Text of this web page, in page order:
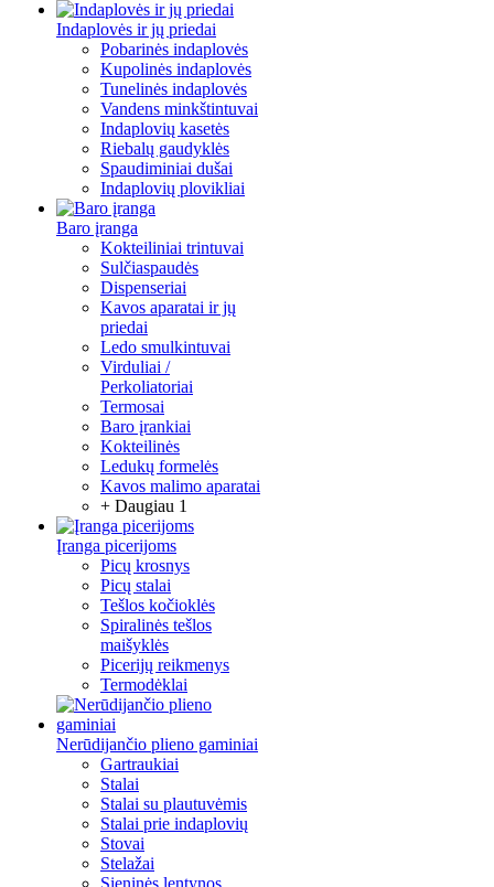
Indaplovės ir jų priedai
Pobarinės indaplovės
Kupolinės indaplovės
Tunelinės indaplovės
Vandens minkštintuvai
Indaplovių kasetės
Riebalų gaudyklės
Spaudiminiai dušai
Indaplovių plovikliai
Baro įranga
Kokteiliniai trintuvai
Sulčiaspaudės
Dispenseriai
Kavos aparatai ir jų
priedai
Ledo smulkintuvai
Virduliai /
Perkoliatoriai
Termosai
Baro įrankiai
Kokteilinės
Ledukų formelės
Kavos malimo aparatai
+ Daugiau 1
Įranga picerijoms
Picų krosnys
Picų stalai
Tešlos kočioklės
Spiralinės tešlos
maišyklės
Picerijų reikmenys
Termodėklai
Nerūdijančio plieno gaminiai
Gartraukiai
Stalai
Stalai su plautuvėmis
Stalai prie indaplovių
Stovai
Stelažai
Sieninės lentynos